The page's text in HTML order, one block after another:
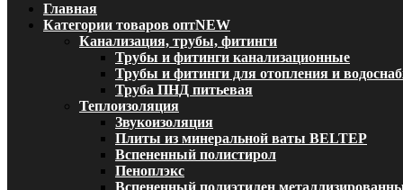
Главная
Категории товаров оптNEW
Канализация, трубы, фитинги
Трубы и фитинги канализационные
Трубы и фитинги для отопления и
Труба ПНД питьевая
Теплоизоляция
Звукоизоляция
Плиты из минеральной ваты BELTEP
Вспененный полистирол
Пеноплэкс
Вспененный полиэтилен